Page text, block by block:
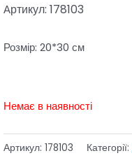
Артикул: 178103
Розмір: 20*30 см
Немає в наявності
Артикул: 178103 Категорії: